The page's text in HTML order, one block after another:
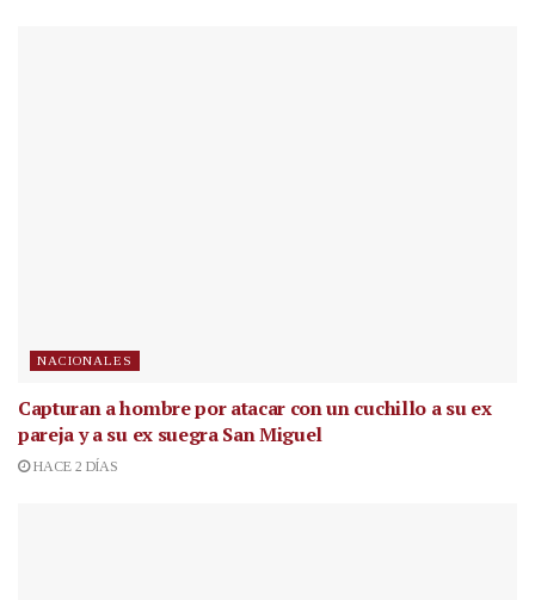
NACIONALES
Capturan a hombre por atacar con un cuchillo a su ex
pareja y a su ex suegra San Miguel
HACE 2 DÍAS